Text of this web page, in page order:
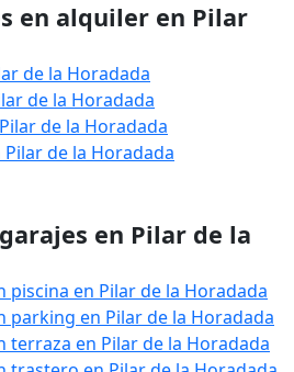
en alquiler en Pilar
de la Horadada
de la Horadada
de la Horadada
de la Horadada
en Pilar de la
piscina en Pilar de la Horadada
parking en Pilar de la Horadada
terraza en Pilar de la Horadada